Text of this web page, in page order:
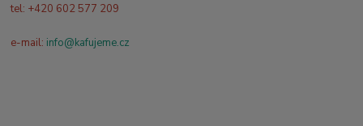
tel: +420 602 577 209
e-mail: info@kafujeme.cz